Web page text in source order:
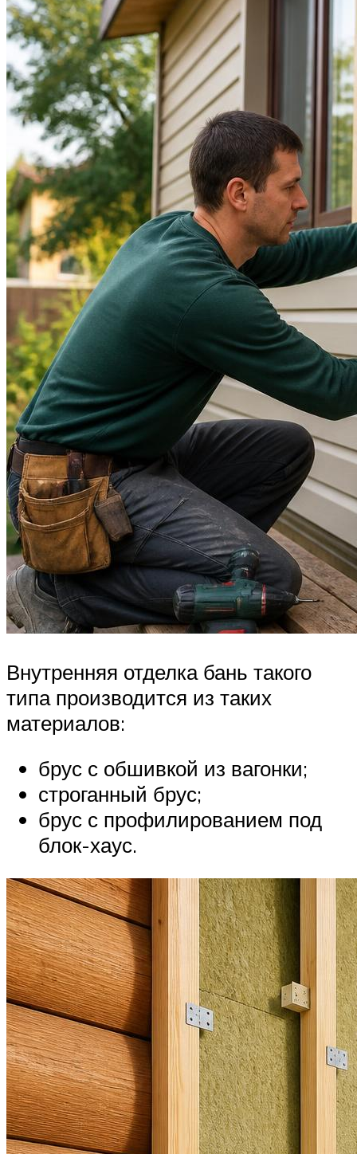
Внутренняя отделка бань такого
типа производится из таких
материалов:
брус с обшивкой из вагонки;
строганный брус;
брус с профилированием под
блок-хаус.